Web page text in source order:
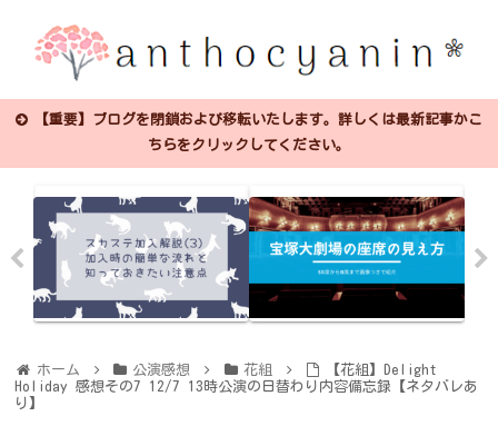
【重要】ブログを閉鎖および移転いたします。詳しくは最新記事かこ
ちらをクリックしてください。
ホーム 公演感想 花組
【花組】Delight
Holiday 感想その7 12/7 13時公演の日替わり内容備忘録【ネタバレあ
り】